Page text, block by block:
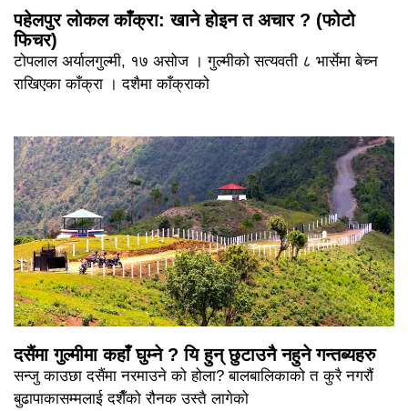
पहेलपुर लोकल काँक्रा: खाने होइन त अचार ? (फोटो
फिचर)
टोपलाल अर्यालगुल्मी, १७ असोज । गुल्मीको सत्यवती ८ भार्सेमा बेच्न
राखिएका काँक्रा । दशैमा काँक्राको
दसैंमा गुल्मीमा कहाँ घुम्ने ? यि हुन् छुटाउनै नहुने गन्तब्यहरु
सन्जु काउछा दसैंमा नरमाउने को होला? बालबालिकाको त कुरै नगरौं
बुढापाकासम्मलाई दशैँको रौनक उस्तै लागेको